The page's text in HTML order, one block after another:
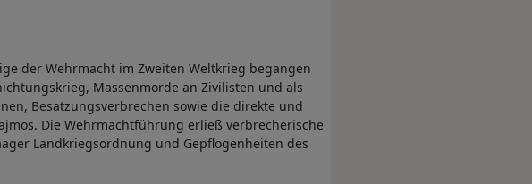
der Wehrmacht im Zweiten Weltkrieg begangen
Massenmorde an Zivilisten und als
Besatzungsverbrechen sowie die direkte und
Die Wehrmachtführung erließ verbrecherische
Landkriegsordnung und Gepflogenheiten des